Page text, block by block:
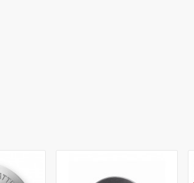
une longue durée de vie avec une capacité de 2600mAh pour
nomades.
allant des outils électriques aux systèmes solaires.
énergétique optimale.